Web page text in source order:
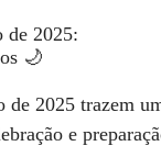
de 2025:
🌙
de 2025 trazem
e